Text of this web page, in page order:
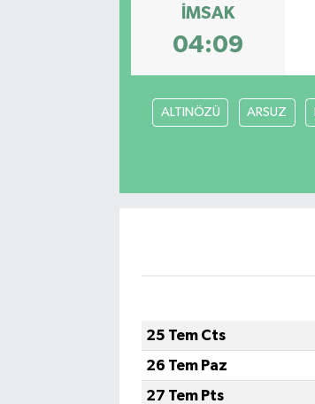
İMSAK
04:09
ALTINÖZÜ ARSUZ
25 Tem Cts
26 Tem Paz
27 Tem Pts